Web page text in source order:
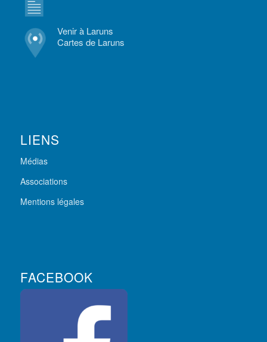
Venir à Laruns
Cartes de Laruns
LIENS
Médias
Associations
Mentions légales
FACEBOOK